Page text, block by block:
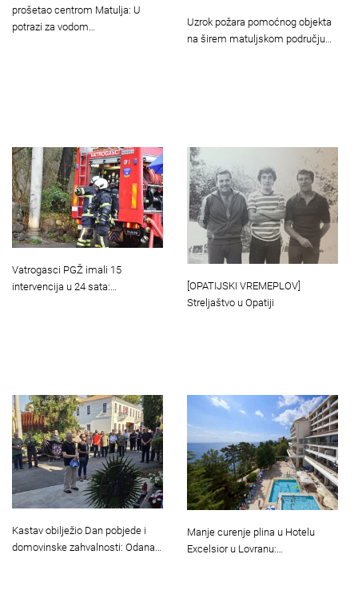
prošetao centrom Matulja: U
potrazi za vodom…
Uzrok požara pomoćnog objekta
na širem matuljskom području…
Vatrogasci PGŽ imali 15
intervencija u 24 sata:…
[OPATIJSKI VREMEPLOV]
Streljaštvo u Opatiji
Kastav obilježio Dan pobjede i
domovinske zahvalnosti: Odana…
Manje curenje plina u Hotelu
Excelsior u Lovranu:…